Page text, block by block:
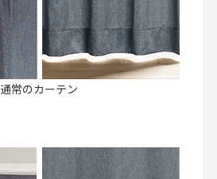
通常のカーテン